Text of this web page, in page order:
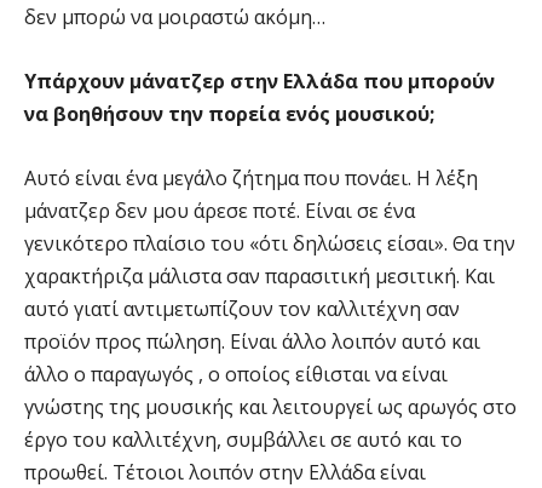
δεν μπορώ να μοιραστώ ακόμη…
Υπάρχουν μάνατζερ στην Ελλάδα που μπορούν
να βοηθήσουν την πορεία ενός μουσικού;
Αυτό είναι ένα μεγάλο ζήτημα που πονάει. Η λέξη
μάνατζερ δεν μου άρεσε ποτέ. Είναι σε ένα
γενικότερο πλαίσιο του «ότι δηλώσεις είσαι». Θα την
χαρακτήριζα μάλιστα σαν παρασιτική μεσιτική. Και
αυτό γιατί αντιμετωπίζουν τον καλλιτέχνη σαν
προϊόν προς πώληση. Είναι άλλο λοιπόν αυτό και
άλλο ο παραγωγός , ο οποίος είθισται να είναι
γνώστης της μουσικής και λειτουργεί ως αρωγός στο
έργο του καλλιτέχνη, συμβάλλει σε αυτό και το
προωθεί. Τέτοιοι λοιπόν στην Ελλάδα είναι